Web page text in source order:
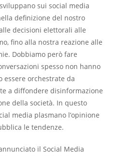
sui social media
definizione del nostro
decisioni elettorali alle
fino alla nostra reazione alle
Dobbiamo però fare
spesso non hanno
essere orchestrate da
a diffondere disinformazione
della società. In questo
media plasmano l’opinione
le tendenze.
il Social Media